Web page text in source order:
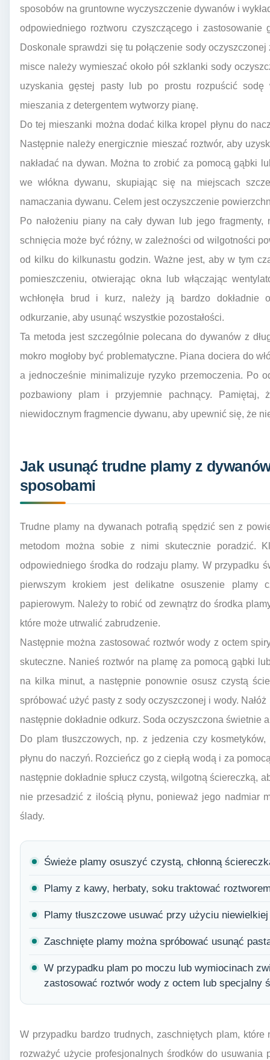
sposobów na gruntowne wyczyszczenie dywanów i
odpowiedniego roztworu czyszczącego i
Doskonale sprawdzi się tu połączenie sody
misce należy wymieszać około pół szklanki sody
uzyskania gęstej pasty lub po prostu rozpuścić
mieszania z detergentem wytworzy pianę.
Do tej mieszanki można dodać kilka kropel płynu do
Następnie należy energicznie mieszać roztwór, aby
nakładać na dywan. Można to zrobić za pomocą gąbki
we włókna dywanu, skupiając się na miejscach
namaczania dywanu. Celem jest oczyszczenie
Po nałożeniu piany na cały dywan lub jego
schnięcia może być różny, w zależności od wilgotności
od kilku do kilkunastu godzin. Ważne jest, aby w tym
pomieszczeniu, otwierając okna lub włączając
wchłonęła brud i kurz, należy ją bardzo dokładnie
odkurzanie, aby usunąć wszystkie pozostałości.
Ta metoda jest szczególnie polecana do dywanów z
mokro mogłoby być problematyczne. Piana dociera do
a jednocześnie minimalizuje ryzyko przemoczenia. Po
pozbawiony plam i przyjemnie pachnący. Pamiętaj,
niewidocznym fragmencie dywanu, aby upewnić się, że
Jak usunąć trudne plamy z
sposobami
Trudne plamy na dywanach potrafią spędzić sen z
metodom można sobie z nimi skutecznie poradzić.
odpowiedniego środka do rodzaju plamy. W przypadku
pierwszym krokiem jest delikatne osuszenie plamy
papierowym. Należy to robić od zewnątrz do środka
które może utrwalić zabrudzenie.
Następnie można zastosować roztwór wody z octem
skuteczne. Nanieś roztwór na plamę za pomocą gąbki
na kilka minut, a następnie ponownie osusz czystą
spróbować użyć pasty z sody oczyszczonej i wody.
następnie dokładnie odkurz. Soda oczyszczona świetnie
Do plam tłuszczowych, np. z jedzenia czy
płynu do naczyń. Rozcieńcz go z ciepłą wodą i za
następnie dokładnie spłucz czystą, wilgotną ściereczką,
nie przesadzić z ilością płynu, ponieważ jego nadmiar
ślady.
Świeże plamy osuszyć czystą, chłonną
Plamy z kawy, herbaty, soku traktować
Plamy tłuszczowe usuwać przy użyciu
Zaschnięte plamy można spróbować usunąć
W przypadku plam po moczu lub wymiocinach
zastosować roztwór wody z octem lub specjalny
W przypadku bardzo trudnych, zaschniętych plam,
rozważyć użycie profesjonalnych środków do